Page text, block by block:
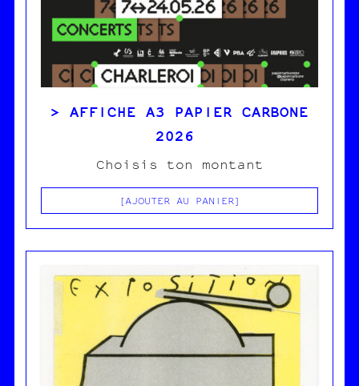
AFFICHE A3 PAPIER CARBONE
2026
Choisis ton montant
AJOUTER AU PANIER